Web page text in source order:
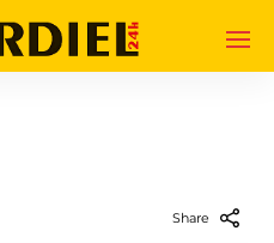
Share